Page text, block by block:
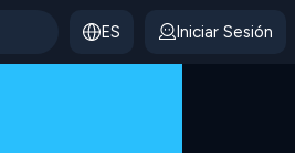
ES Iniciar Sesión